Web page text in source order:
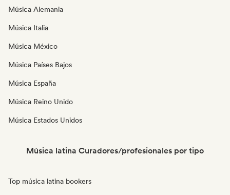
Música Alemania
Música Italia
Música México
Música Países Bajos
Música España
Música Reino Unido
Música Estados Unidos
Música latina Curadores/profesionales por tipo
Top música latina bookers